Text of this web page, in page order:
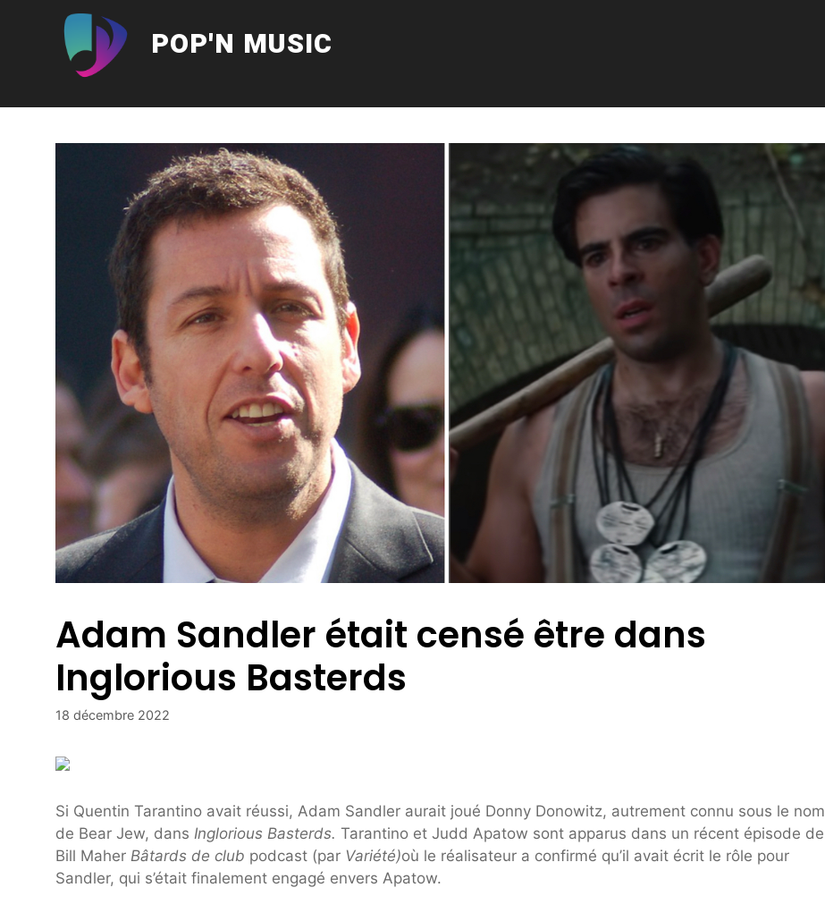
POP'N MUSIC
Adam Sandler était censé être dans
Inglorious Basterds
18 décembre 2022
Si Quentin Tarantino avait réussi, Adam Sandler aurait joué Donny Donowitz, autrement connu sous le nom
de Bear Jew, dans Inglorious Basterds. Tarantino et Judd Apatow sont apparus dans un récent épisode de
Bill Maher Bâtards de club podcast (par Variété)où le réalisateur a confirmé qu’il avait écrit le rôle pour
Sandler, qui s’était finalement engagé envers Apatow.